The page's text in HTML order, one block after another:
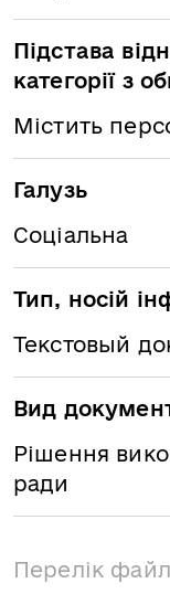
Підстава
категорії з
Містить
Галузь
Соціальна
Тип, носій
Текстовый
Вид
Рішення
ради
Перелік